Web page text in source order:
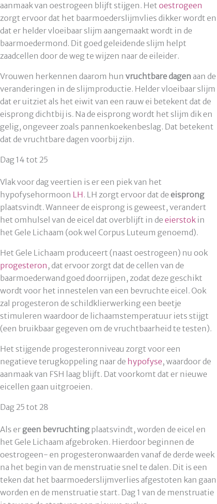
aanmaak van oestrogeen blijft stijgen. Het oestrogeen
zorgt ervoor dat het baarmoederslijmvlies dikker wordt en
dat er helder vloeibaar slijm aangemaakt wordt in de
baarmoedermond. Dit goed geleidende slijm helpt
zaadcellen door de weg te wijzen naar de eileider.
Vrouwen herkennen daarom hun vruchtbare dagen aan de
veranderingen in de slijmproductie. Helder vloeibaar slijm
dat er uitziet als het eiwit van een rauw ei betekent dat de
eisprong dichtbij is. Na de eisprong wordt het slijm dik en
gelig, ongeveer zoals pannenkoekenbeslag. Dat betekent
dat de vruchtbare dagen voorbij zijn.
Dag 14 tot 25
Vlak voor dag veertien is er een piek van het
hypofysehormoon LH . LH zorgt ervoor dat de eisprong
plaatsvindt. Wanneer de eisprong is geweest, verandert
het omhulsel van de eicel dat overblijft in de eierstok in
het Gele Lichaam (ook wel Corpus Luteum genoemd).
Het Gele Lichaam produceert (naast oestrogeen) nu ook
progesteron , dat ervoor zorgt dat de cellen van de
baarmoederwand goed doorrijpen, zodat deze geschikt
wordt voor het innestelen van een bevruchte eicel. Ook
zal progesteron de schildklierwerking een beetje
stimuleren waardoor de lichaamstemperatuur iets stijgt
(een bruikbaar gegeven om de vruchtbaarheid te testen).
Het stijgende progesteronniveau zorgt voor een
negatieve terugkoppeling naar de hypofyse, waardoor de
aanmaak van FSH laag blijft. Dat voorkomt dat er nieuwe
eicellen gaan uitgroeien.
Dag 25 tot 28
Als ergeen bevruchting plaatsvindt, worden de eicel en
het Gele Lichaam afgebroken. Hierdoor beginnen de
oestrogeen- en progesteronwaarden vanaf de derde week
na het begin van de menstruatie snel te dalen. Dit is een
teken dat het baarmoederslijmverlies afgestoten kan gaan
worden en de menstruatie start. Dag 1 van de menstruatie